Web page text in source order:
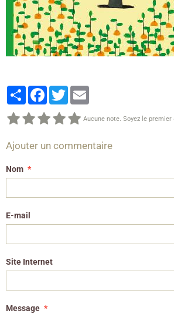
PartagerFacebook
Twitter
Aucune note. Soyez le
Ajouter un commentaire
Nom
E-mail
Site Internet
Message